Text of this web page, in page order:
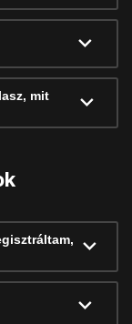
mit